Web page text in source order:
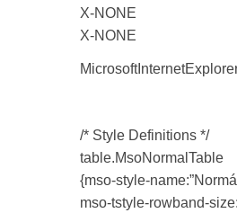
X-NONE
X-NONE
/* Style Definitions */
table.MsoNormalTable
{mso-style-
mso-tstyle-rowband-